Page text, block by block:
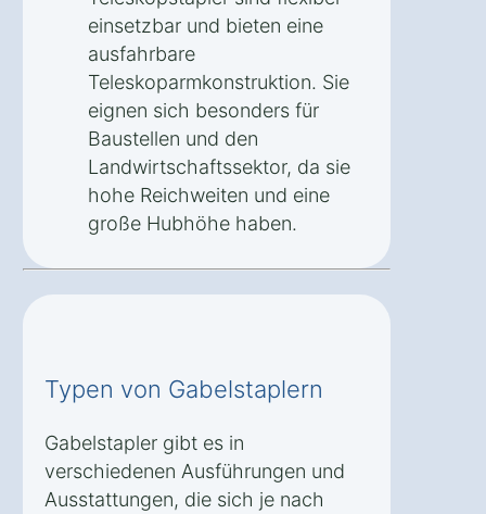
einsetzbar und bieten eine
ausfahrbare
Teleskoparmkonstruktion. Sie
eignen sich besonders für
Baustellen und den
Landwirtschaftssektor, da sie
hohe Reichweiten und eine
große Hubhöhe haben.
Typen von Gabelstaplern
Gabelstapler gibt es in
verschiedenen Ausführungen und
Ausstattungen, die sich je nach